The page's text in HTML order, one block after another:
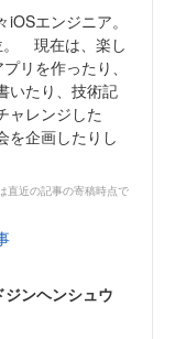
エンジニア。
。 現在は、楽し
リを作ったり、
いたり、技術記
ャレンジした
を企画したりし
直近の記事の寄稿時点で
ンヘンシュウ